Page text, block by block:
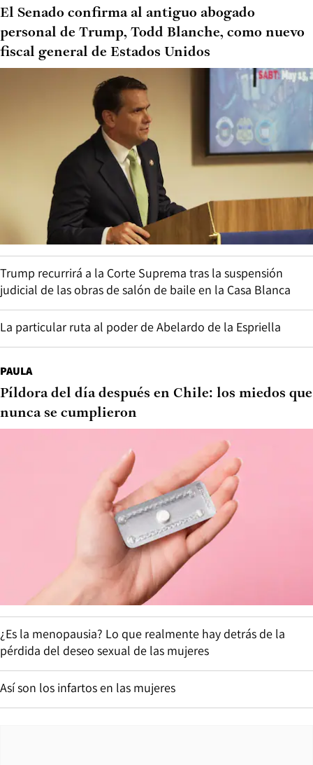
El Senado confirma al antiguo abogado
personal de Trump, Todd Blanche, como nuevo
fiscal general de Estados Unidos
Trump recurrirá a la Corte Suprema tras la suspensión
judicial de las obras de salón de baile en la Casa Blanca
La particular ruta al poder de Abelardo de la Espriella
PAULA
Píldora del día después en Chile: los miedos que
nunca se cumplieron
¿Es la menopausia? Lo que realmente hay detrás de la
pérdida del deseo sexual de las mujeres
Así son los infartos en las mujeres